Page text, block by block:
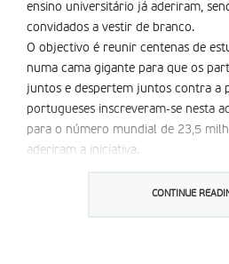
ensino universitário já aderiram,
convidados a vestir de branco.
O objectivo é reunir centenas de
numa cama gigante para que os
juntos e despertem juntos contra a
portugueses inscreveram-se nesta
para o número mundial de 23,5
aderiram a iniciativa.
CONTINUE